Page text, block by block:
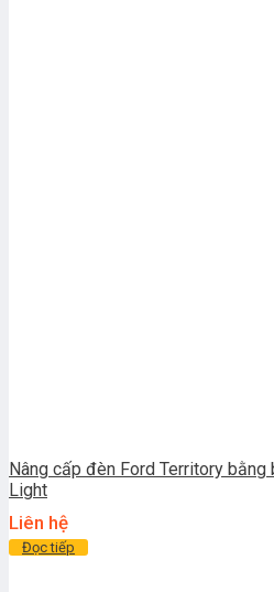
Nâng cấp đèn Ford Territory
Light
Liên hệ
Đọc tiếp